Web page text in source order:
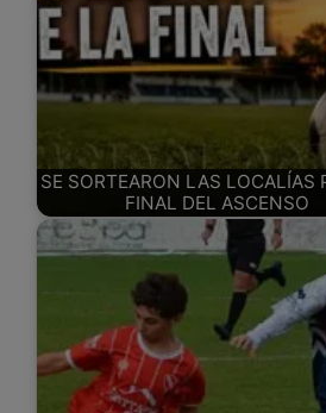
SE SORTEARON LAS LOCALÍAS
FINAL DEL ASCENSO